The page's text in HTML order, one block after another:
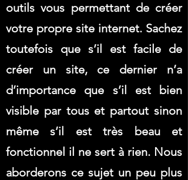
outils vous permettant de créer
votre propre site internet. Sachez
toutefois que s’il est facile de
créer un site, ce dernier n’a
d’importance que s’il est bien
visible par tous et partout sinon
même s’il est très beau et
fonctionnel il ne sert à rien. Nous
aborderons ce sujet un peu plus